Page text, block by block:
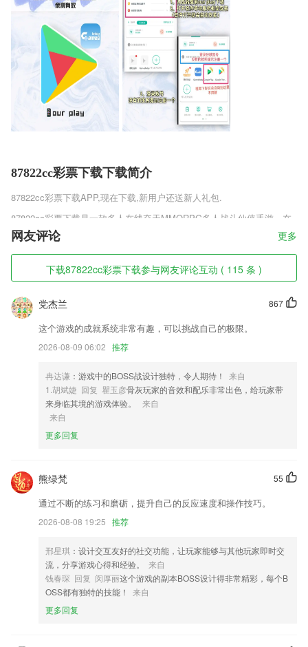
87822cc彩票下载下载简介
87822cc彩票下载APP,现在下载,新用户还送新人礼包.
87822cc彩票下载是一款多人在线夺天MMORPG多人战斗仙侠手游。在
遥远的上古世界，一位从天而降的剑神降落人间，惩恶扬善为民除害做尽
善事，时光仍然，老剑神即将退位，它将要把自己的宝剑传给世人，最强
者才能拥有。喜欢这款游戏的朋友赶紧预约吧。
87822cc彩票下载软件特色
1,简洁的软件背景，让2265用户在操作的过程中一目了然。
2,拥有海量教学视频，这里以动画视频的方式帮助孩子在轻松的环境中学
4,去水印处理效果提升。
5,快速排班：教练可以快速编制排班计划，查看每天课程计划及该课程学
员，还可以一键邀请学员上课。
6,新型的内容展现形式来了，会讲创新的“图片+音频”形式
1.提供证券考试各科目精品视频课程，支持免费试听，语速调节，离线下
载等丰富的自助学习功能。
2.教学更轻松，更科学，让学生可以学到更全面的内容。
4.描摹数字、清点数数、计算比较、四则运算等；
5.支持按类别进行分类索引查询，满强大的分类搜索功能，足您的需求
6.独特错题巩固功能，清除二造备考路上的顽固障碍。
87822cc彩票下载更新了什么?
增加打单机可设置单次打印份数
网友评论 更多
下载87822cc彩票下载参与网友评论互动 ( 115 条 )
867
党杰兰
这个游戏的成就系统非常有趣，可以挑战自己的极限。
2026-08-09 06:02 推荐
冉达谦 ：游戏中的BOSS战设计独特，令人期待！
来自
1.胡斌婕 回复 瞿玉彦骨灰玩家的音效和配乐非常出色，给玩家带
来身临其境的游戏体验。
来自
来自
更多回复
55
熊绿梵
通过不断的练习和磨砺，提升自己的反应速度和操作技巧。
2026-08-08 19:25 推荐
邢星琪 ：设计交互友好的社交功能，让玩家能够与其他玩家即时交
流，分享游戏心得和经验。
来自
钱春琛 回复 闵厚丽这个游戏的副本BOSS设计得非常精彩，每个B
OSS都有独特的技能！
来自
更多回复